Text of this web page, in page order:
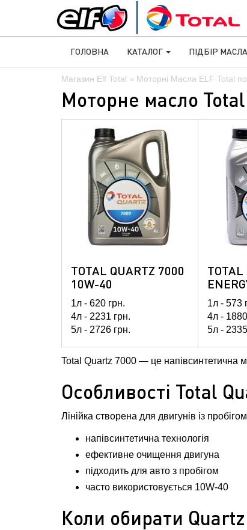
Магазин Elf Total » Моторні Масла ELF Total
Моторне масло
TOTAL QUARTZ 7000
10W-40
1л - 620 грн.
4л - 2231 грн.
5л - 2726 грн.
TOTAL
1л - 573
4л - 1880
5л - 2335
Total Quartz 7000 — це напівсинтетична
Особливості Total
Лінійка створена для двигунів із
напівсинтетична технологія
ефективне очищення двигуна
підходить для авто з пробігом
часто використовується 10W-40
Коли обирати
ГОЛОВНА КАТАЛОГ ПІДБІР МАСЛА